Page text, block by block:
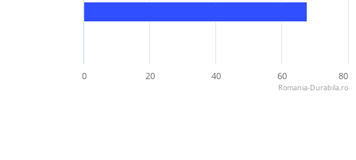
0 20 40 60 80
Romania-Durabila.ro